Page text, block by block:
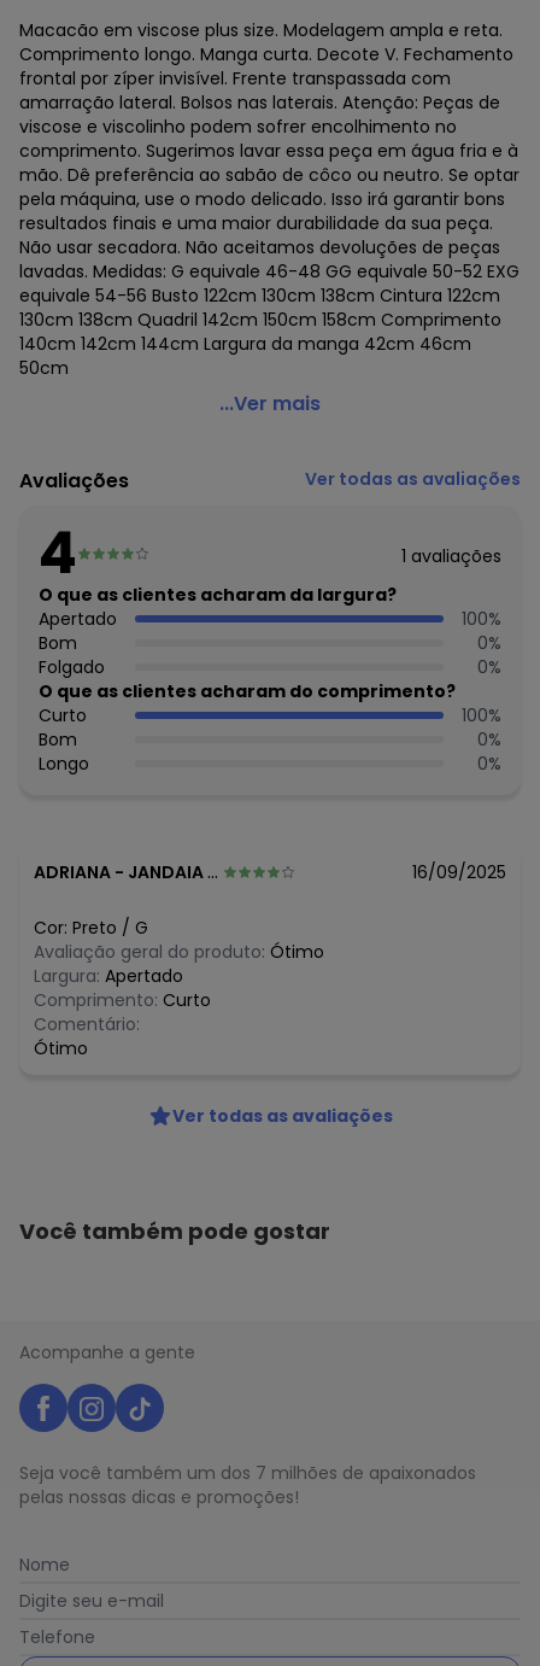
Macacão em viscose plus size. Modelagem ampla e reta.
Comprimento longo. Manga curta. Decote V. Fechamento
frontal por zíper invisível. Frente transpassada com
amarração lateral. Bolsos nas laterais. Atenção: Peças de
viscose e viscolinho podem sofrer encolhimento no
comprimento. Sugerimos lavar essa peça em água fria e à
mão. Dê preferência ao sabão de côco ou neutro. Se optar
pela máquina, use o modo delicado. Isso irá garantir bons
resultados finais e uma maior durabilidade da sua peça.
Não usar secadora. Não aceitamos devoluções de peças
lavadas. Medidas: G equivale 46-48 GG equivale 50-52 EXG
equivale 54-56 Busto 122cm 130cm 138cm Cintura 122cm
130cm 138cm Quadril 142cm 150cm 158cm Comprimento
140cm 142cm 144cm Largura da manga 42cm 46cm
50cm
Bold - Macacão Luciana Plus Size Preto
...Ver mais
Avaliações Ver todas as avaliações
4 1 avaliações
O que as clientes acharam da largura?
Apertado
100%
Bom
0%
Folgado
0%
O que as clientes acharam do comprimento?
Curto
100%
Bom
0%
Longo
0%
ADRIANA - JANDAIA DO SUL - PR 16/09/2025
Cor: Preto / G
Avaliação geral do produto: Ótimo
Largura: Apertado
Comprimento: Curto
Comentário:
Ótimo
Ver todas as avaliações
Você também pode gostar
Acompanhe a gente
Seja você também um dos 7 milhões de apaixonados
pelas nossas dicas e promoções!
Nome
Digite seu e-mail
Telefone